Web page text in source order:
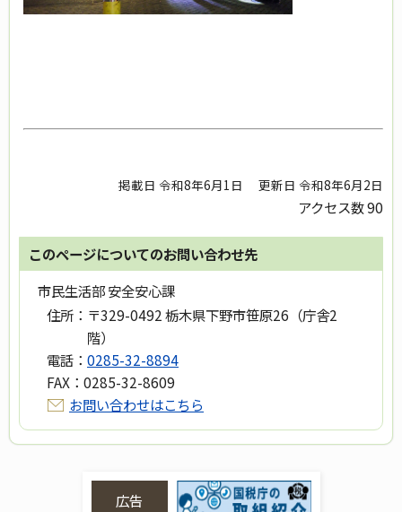
掲載日 令和8年6月1日 更新日 令和8年6月2日
アクセス数90
このページについてのお問い合わせ先
市民生活部 安全安心課
住所： 〒329-0492 栃木県下野市笹原26（庁舎2
階）
電話： 0285-32-8894
FAX： 0285-32-8609
お問い合わせはこちら
広告